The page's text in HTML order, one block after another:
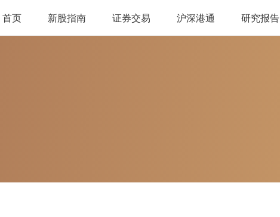
首页 新股指南 证券交易 沪深港通 研究报告